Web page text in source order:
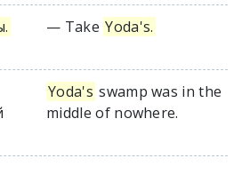
— Take Yoda's.
Yoda's swamp was in the
middle of nowhere.